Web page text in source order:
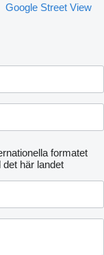
Google Street View
formatet
här landet